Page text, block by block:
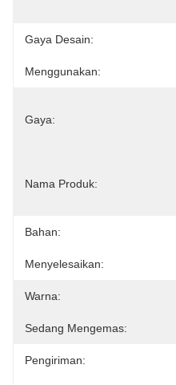
Gaya Desain:
Menggunakan:
Gaya:
Nama Produk:
Bahan:
Menyelesaikan:
Warna:
Sedang Mengemas:
Pengiriman: